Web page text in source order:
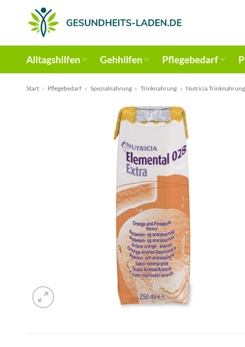
Alltagshilfen Gehhilfen Pflegebedarf
Start » Pflegebedarf » Spezialnahrung » Trinknahrung » Nutricia Trinknahrung